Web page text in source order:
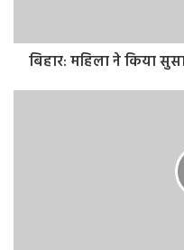
बिहार: महिला ने किया